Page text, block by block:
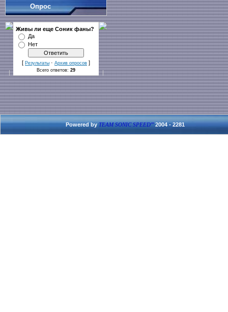
Опрос
Живы ли еще Cоник фаны?
Да
Нет
[ Результаты · Архив опросов ]
Всего ответов: 29
Powered byTEAM SONIC SPEED'''2004 - 2281